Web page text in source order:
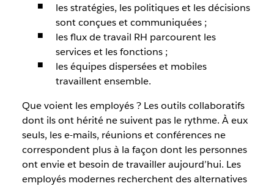
les stratégies, les politiques et les décisions
sont conçues et communiquées ;
les flux de travail RH parcourent les
services et les fonctions ;
les équipes dispersées et mobiles
travaillent ensemble.
Que voient les employés ? Les outils collaboratifs
dont ils ont hérité ne suivent pas le rythme. À eux
seuls, les e-mails, réunions et conférences ne
correspondent plus à la façon dont les personnes
ont envie et besoin de travailler aujourd’hui. Les
employés modernes recherchent des alternatives